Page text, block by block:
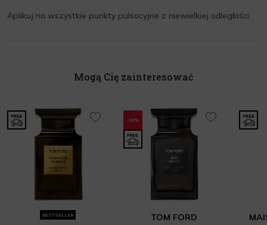
Aplikuj na wszystkie punkty pulsacyjne z niewielkiej odległości.
Mogą Cię zainteresować
BESTSELLER
-20%
TOM FORD